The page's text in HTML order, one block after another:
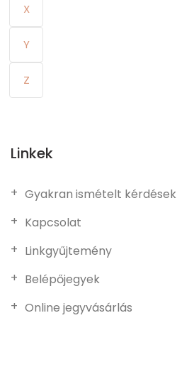
X
Y
Z
Linkek
Gyakran ismételt kérdések
Kapcsolat
Linkgyűjtemény
Belépőjegyek
Online jegyvásárlás